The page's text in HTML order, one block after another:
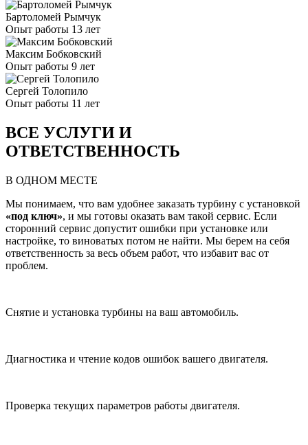
Бартоломей Рымчук
Опыт работы 13 лет
Максим Бобковский
Опыт работы 9 лет
Сергей Толопило
Опыт работы 11 лет
ВСЕ УСЛУГИ И
ОТВЕТСТВЕННОСТЬ
В ОДНОМ МЕСТЕ
Мы понимаем, что вам удобнее заказать турбину с установкой
«под ключ», и мы готовы оказать вам такой сервис. Если
сторонний сервис допустит ошибки при установке или
настройке, то виноватых потом не найти. Мы берем на себя
ответственность за весь объем работ, что избавит вас от
проблем.
Снятие и установка турбины на ваш автомобиль.
Диагностика и чтение кодов ошибок вашего двигателя.
Проверка текущих параметров работы двигателя.